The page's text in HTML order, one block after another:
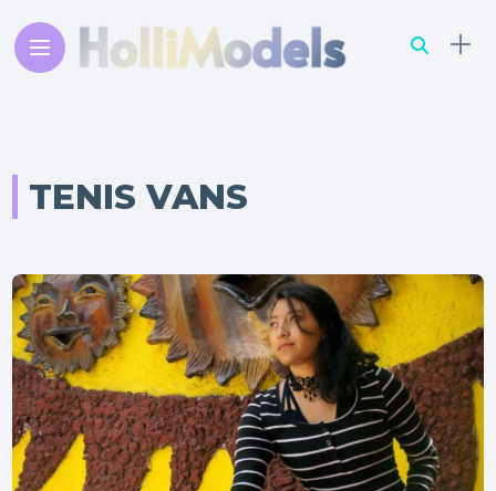
TENIS VANS